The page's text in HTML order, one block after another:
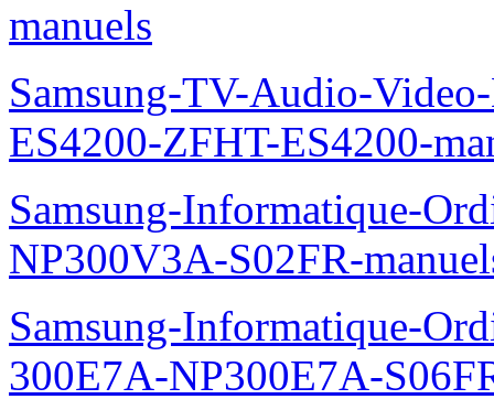
manuels
Samsung-TV-Audio-
ES4200-ZFHT-ES4200-
Samsung-Informatique-
NP300V3A-S02FR-
Samsung-Informatique-
300E7A-NP300E7A-